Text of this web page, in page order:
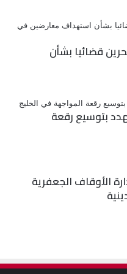
قضائيا بشأن
بتوسيع رقعة
الأوقاف الجعفرية